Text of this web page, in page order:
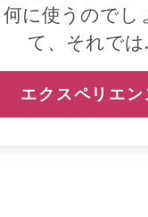
に使うのでし
て、それでは
エクスペリエン